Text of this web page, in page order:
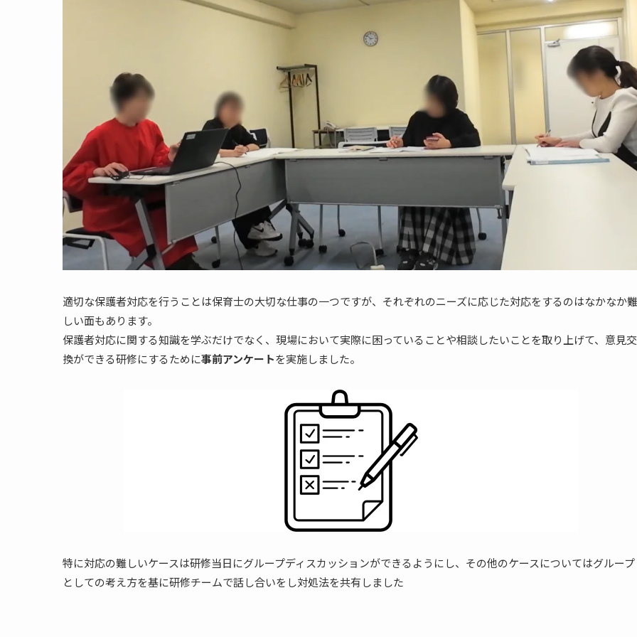
適切な保護者対応を行うことは保育士の大切な仕事の一つですが、それぞれのニーズに応じた対応をするのはなかなか難
しい面もあります。
保護者対応に関する知識を学ぶだけでなく、現場において実際に困っていることや相談したいことを取り上げて、意見交
換ができる研修にするために事前アンケートを実施しました。
特に対応の難しいケースは研修当日にグループディスカッションができるようにし、その他のケースについてはグループ
としての考え方を基に研修チームで話し合いをし対処法を共有しました